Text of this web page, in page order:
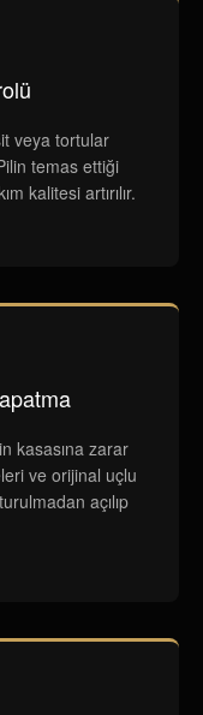
veya tortular
temas ettiği
kalitesi artırılır.
kasasına zarar
ve orijinal uçlu
açılıp